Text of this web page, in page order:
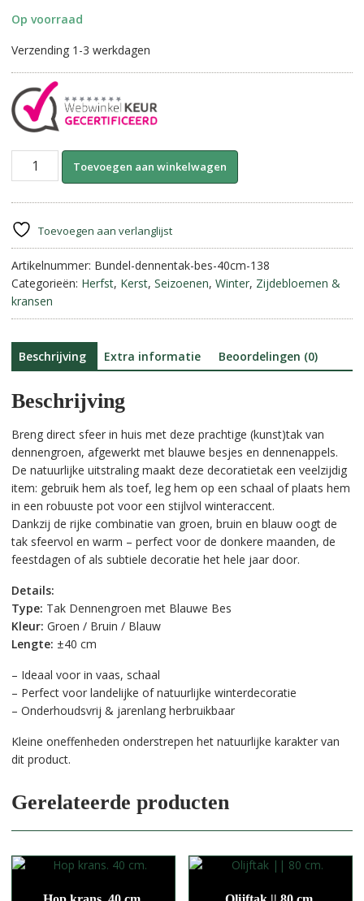
Op voorraad
Verzending 1-3 werkdagen
Bes
||
40
cm
aantal
Toevoegen aan winkelwagen
n
a
t
v
:
Toevoegen aan verlanglijst
Artikelnummer: Bundel-dennentak-bes-40cm-138
Categorieën: Herfst, Kerst, Seizoenen, Winter, Zijdebloemen &
kransen
Beschrijving Extra informatie Beoordelingen (0)
Beschrijving
Breng direct sfeer in huis met deze prachtige (kunst)tak van
dennengroen, afgewerkt met blauwe besjes en dennenappels.
De natuurlijke uitstraling maakt deze decoratietak een veelzijdig
item: gebruik hem als toef, leg hem op een schaal of plaats hem
in een robuuste pot voor een stijlvol winteraccent.
Dankzij de rijke combinatie van groen, bruin en blauw oogt de
tak sfeervol en warm – perfect voor de donkere maanden, de
feestdagen of als subtiele decoratie het hele jaar door.
Details:
Type: Tak Dennengroen met Blauwe Bes
Kleur: Groen / Bruin / Blauw
Lengte: ±40 cm
– Ideaal voor in vaas, schaal
– Perfect voor landelijke of natuurlijke winterdecoratie
– Onderhoudsvrij & jarenlang herbruikbaar
Kleine oneffenheden onderstrepen het natuurlijke karakter van
dit product.
Gerelateerde producten